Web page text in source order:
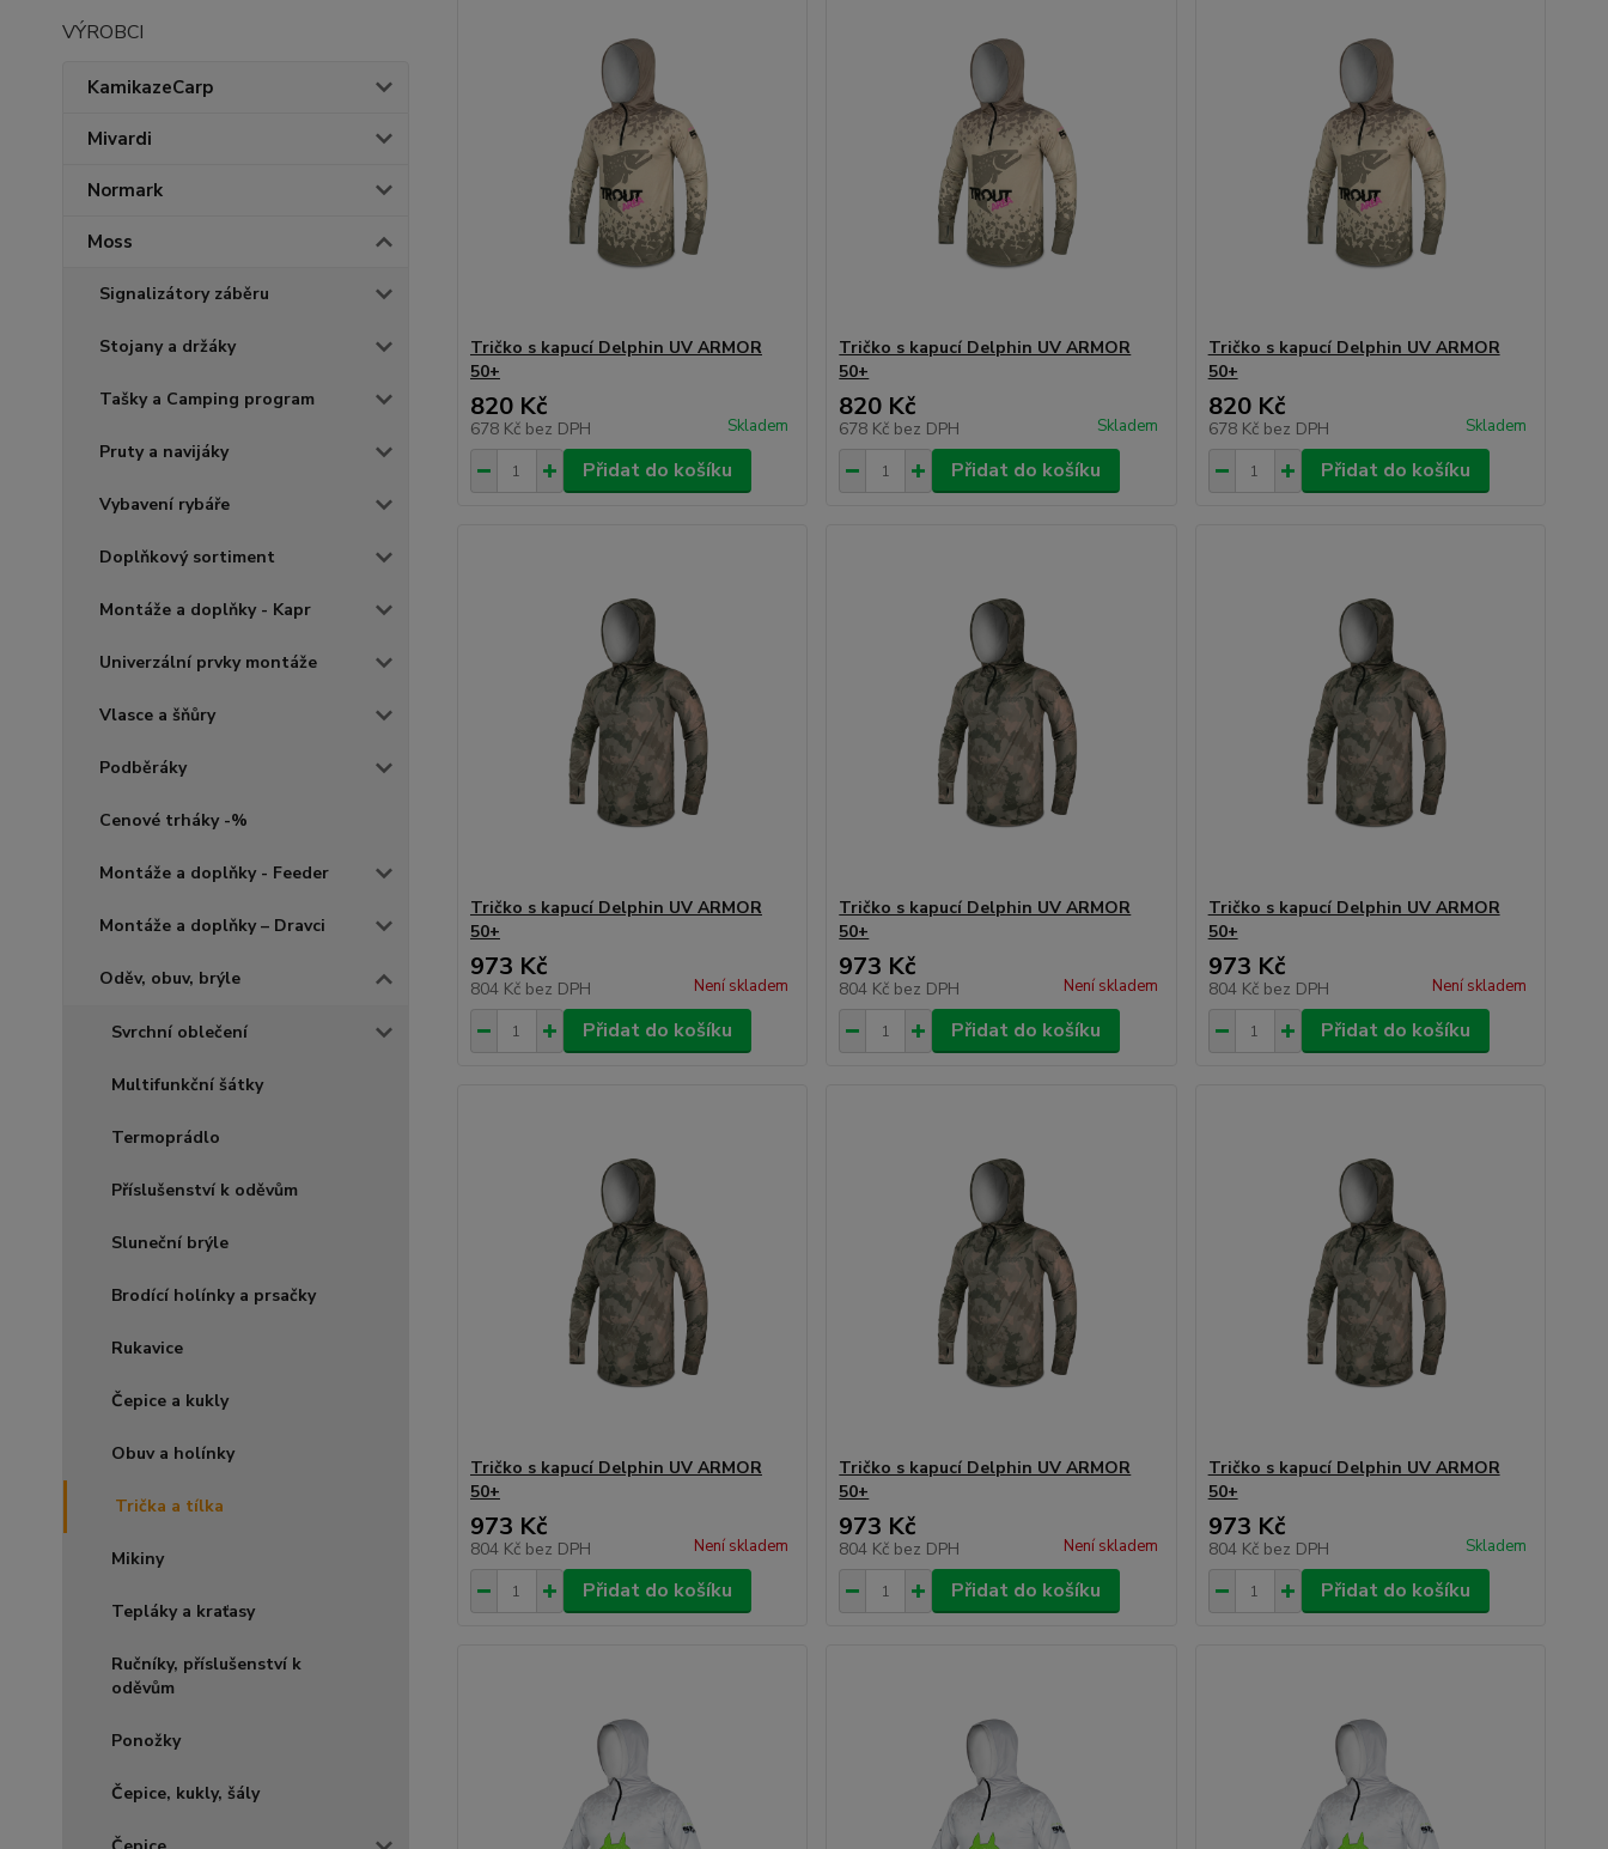
VÝROBCI
KamikazeCarp
Mivardi
Normark
Moss
Signalizátory záběru
Stojany a držáky
Tašky a Camping program
Pruty a navijáky
Vybavení rybáře
Doplňkový sortiment
Montáže a doplňky - Kapr
Univerzální prvky montáže
Vlasce a šňůry
Podběráky
Cenové trháky -%
Montáže a doplňky - Feeder
Montáže a doplňky – Dravci
Oděv, obuv, brýle
Svrchní oblečení
Multifunkční šátky
Termoprádlo
Příslušenství k oděvům
Sluneční brýle
Brodící holínky a prsačky
Rukavice
Čepice a kukly
Obuv a holínky
Trička a tílka
Mikiny
Tepláky a kraťasy
Ručníky, příslušenství k
oděvům
Ponožky
Čepice, kukly, šály
Tričko s kapucí Delphin UV ARMOR
50+
820 Kč
678 Kč bez DPH Skladem
Přidat do košíku
Tričko s kapucí Delphin UV ARMOR
50+
820 Kč
678 Kč bez DPH Skladem
Přidat do košíku
Tričko s kapucí Delphin UV ARMOR
50+
820 Kč
678 Kč bez DPH Skladem
Přidat do košíku
Tričko s kapucí Delphin UV ARMOR
50+
973 Kč
804 Kč bez DPH Není skladem
Přidat do košíku
Tričko s kapucí Delphin UV ARMOR
50+
973 Kč
804 Kč bez DPH Není skladem
Přidat do košíku
Tričko s kapucí Delphin UV ARMOR
50+
973 Kč
804 Kč bez DPH Není skladem
Přidat do košíku
Tričko s kapucí Delphin UV ARMOR
50+
973 Kč
804 Kč bez DPH Není skladem
Přidat do košíku
Tričko s kapucí Delphin UV ARMOR
50+
973 Kč
804 Kč bez DPH Není skladem
Přidat do košíku
Tričko s kapucí Delphin UV ARMOR
50+
973 Kč
804 Kč bez DPH Skladem
Přidat do košíku